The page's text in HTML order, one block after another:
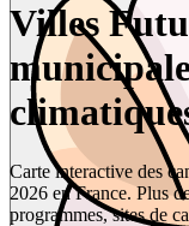
Villes
Carte interactive des
2026 en France. Plus
programmes, sites de